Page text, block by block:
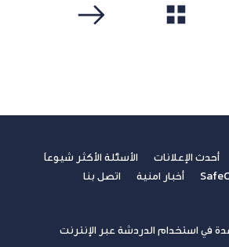
أحدث الإعلانات
الأسئلة الأكثر شيوعاً
أخبار امنية
اتصل بنا
في استخدام الدردشة عبر الإنترنت